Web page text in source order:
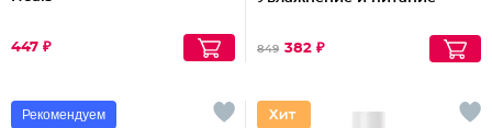
447 ₽ 849 382 ₽
Рекомендуем